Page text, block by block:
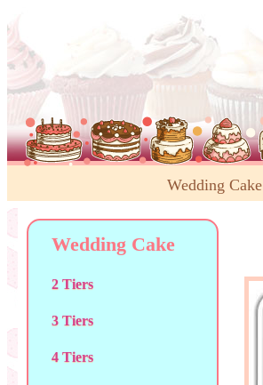
Wedding Cake
Wedding Cake
2 Tiers
3 Tiers
4 Tiers